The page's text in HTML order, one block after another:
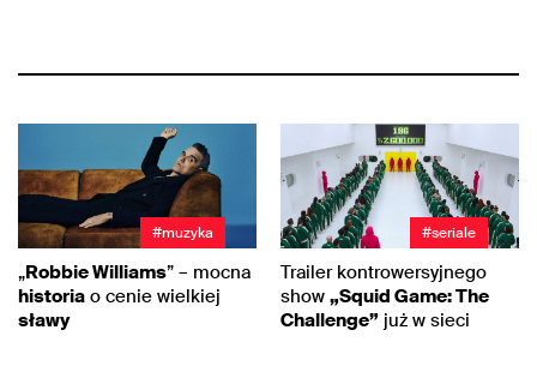
#muzyka
„Robbie Williams” – mocna
historia o cenie wielkiej
sławy
#seriale
Trailer kontrowersyjnego
show „Squid Game: The
Challenge” już w sieci